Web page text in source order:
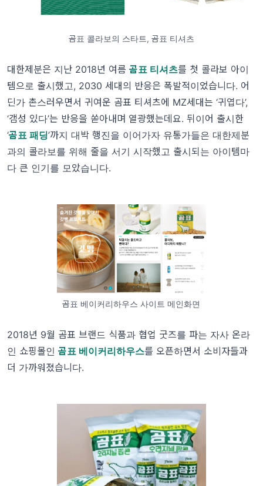
곰표 콜라보의 스타트, 곰표 티셔츠
대한제분은 지난 2018년 여름 곰표 티셔츠를 첫 콜라보 아이
템으로 출시했고, 2030 세대의 반응은 폭발적이었습니다. 어
딘가 촌스러우면서 귀여운 곰표 티셔츠에 MZ세대는 ‘귀엽다’,
‘갬성 있다’는 반응을 쏟아내며 열광했는데요. 뒤이어 출시한
‘곰표 패딩’까지 대박 행진을 이어가자 유통가들은 대한제분
과의 콜라보를 위해 줄을 서기 시작했고 출시되는 아이템마
다 큰 인기를 모았습니다.
곰표 베이커리하우스 사이트 메인화면
2018년 9월 곰표 브랜드 식품과 협업 굿즈를 파는 자사 온라
인 쇼핑몰인 곰표 베이커리하우스를 오픈하면서 소비자들과
더 가까워졌습니다.